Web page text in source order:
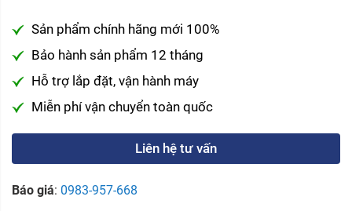
Sản phẩm chính hãng mới 100%
Bảo hành sản phẩm 12 tháng
Hỗ trợ lắp đặt, vận hành máy
Miễn phí vận chuyển toàn quốc
Liên hệ tư vấn
Báo giá: 0983-957-668